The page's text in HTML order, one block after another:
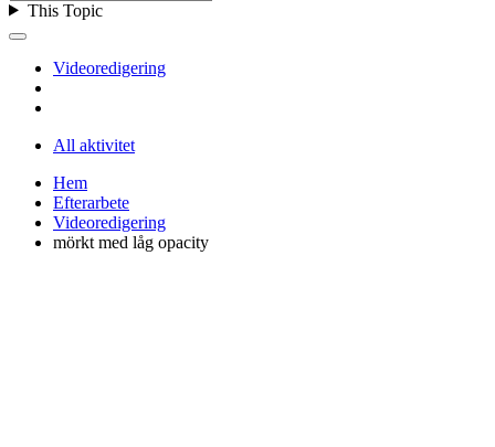
This Topic
Videoredigering
All aktivitet
Hem
Efterarbete
Videoredigering
mörkt med låg opacity